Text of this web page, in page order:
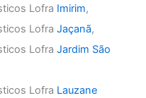
Lofra Imirim,
LofraJaçanã,
LofraJardim São
Lofra Lauzane